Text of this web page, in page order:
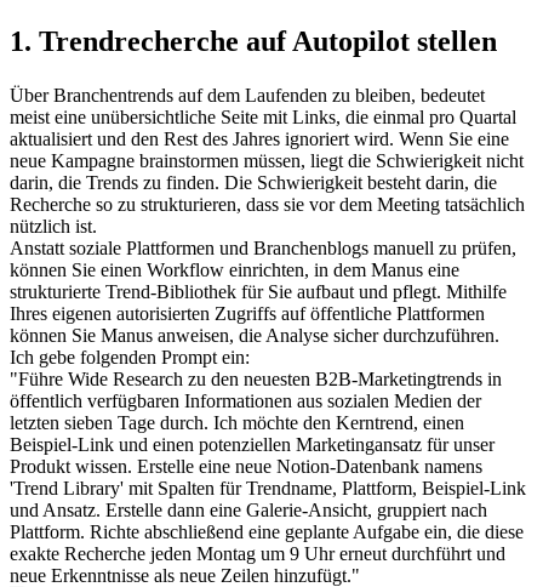
1. Trendrecherche auf Autopilot stellen
Über Branchentrends auf dem Laufenden zu bleiben, bedeutet
meist eine unübersichtliche Seite mit Links, die einmal pro Quartal
aktualisiert und den Rest des Jahres ignoriert wird. Wenn Sie eine
neue Kampagne brainstormen müssen, liegt die Schwierigkeit nicht
darin, die Trends zu finden. Die Schwierigkeit besteht darin, die
Recherche so zu strukturieren, dass sie vor dem Meeting tatsächlich
nützlich ist.
Anstatt soziale Plattformen und Branchenblogs manuell zu prüfen,
können Sie einen Workflow einrichten, in dem Manus eine
strukturierte Trend-Bibliothek für Sie aufbaut und pflegt. Mithilfe
Ihres eigenen autorisierten Zugriffs auf öffentliche Plattformen
können Sie Manus anweisen, die Analyse sicher durchzuführen.
Ich gebe folgenden Prompt ein:
"Führe Wide Research zu den neuesten B2B-Marketingtrends in
öffentlich verfügbaren Informationen aus sozialen Medien der
letzten sieben Tage durch. Ich möchte den Kerntrend, einen
Beispiel-Link und einen potenziellen Marketingansatz für unser
Produkt wissen. Erstelle eine neue Notion-Datenbank namens
'Trend Library' mit Spalten für Trendname, Plattform, Beispiel-Link
und Ansatz. Erstelle dann eine Galerie-Ansicht, gruppiert nach
Plattform. Richte abschließend eine geplante Aufgabe ein, die diese
exakte Recherche jeden Montag um 9 Uhr erneut durchführt und
neue Erkenntnisse als neue Zeilen hinzufügt."